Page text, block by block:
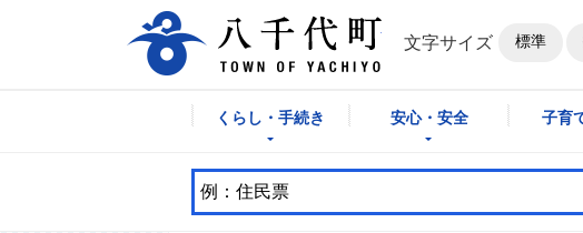
八千代町公式ホームペー
文字サイズ
標準
くらし・手続き 安心・安全 子育